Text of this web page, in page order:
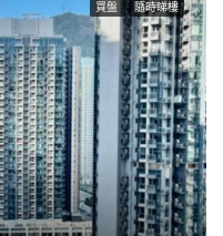
買盤 隨時睇樓